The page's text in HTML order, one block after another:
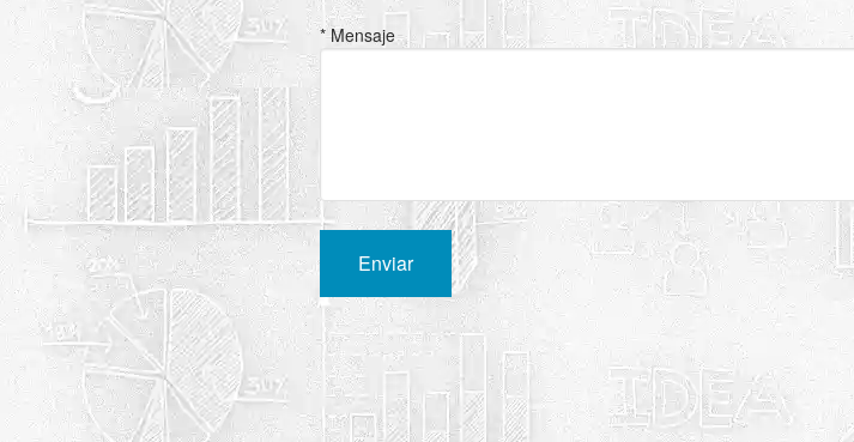
* Mensaje
Enviar